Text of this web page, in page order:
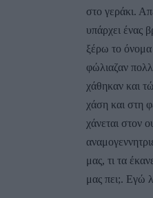
στο γεράκι.
υπάρχει ένας
ξέρω το όνομα
φώλιαζαν
χάθηκαν και
χάση και στη
χάνεται στον
μας, τι τα
μας πει;. Εγώ